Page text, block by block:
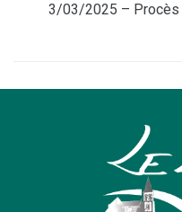
3/03/2025 – Procès